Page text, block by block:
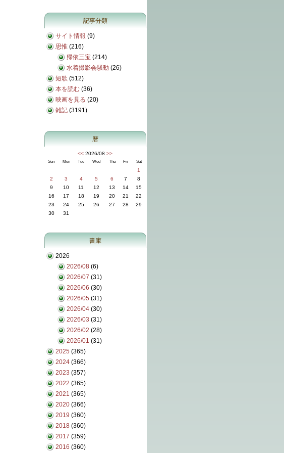
記事分類
サイト情報 (9)
思惟 (216)
帰依三宝 (214)
水着撮影会騒動 (26)
短歌 (512)
本を読む (36)
映画を見る (20)
雑記 (3191)
暦
<< 2026/08 >>
Sun Mon Tue Wed Thu Fri Sat
1
2
3 4 5 6 7
8
9
10 11 12 13 14
15
16
17 18 19 20 21
22
23
24 25 26 27 28
29
30
31
書庫
2026
2026/08 (6)
2026/07 (31)
2026/06 (30)
2026/05 (31)
2026/04 (30)
2026/03 (31)
2026/02 (28)
2026/01 (31)
2025 (365)
2024 (366)
2023 (357)
2022 (365)
2021 (365)
2020 (366)
2019 (360)
2018 (360)
2017 (359)
2016 (360)